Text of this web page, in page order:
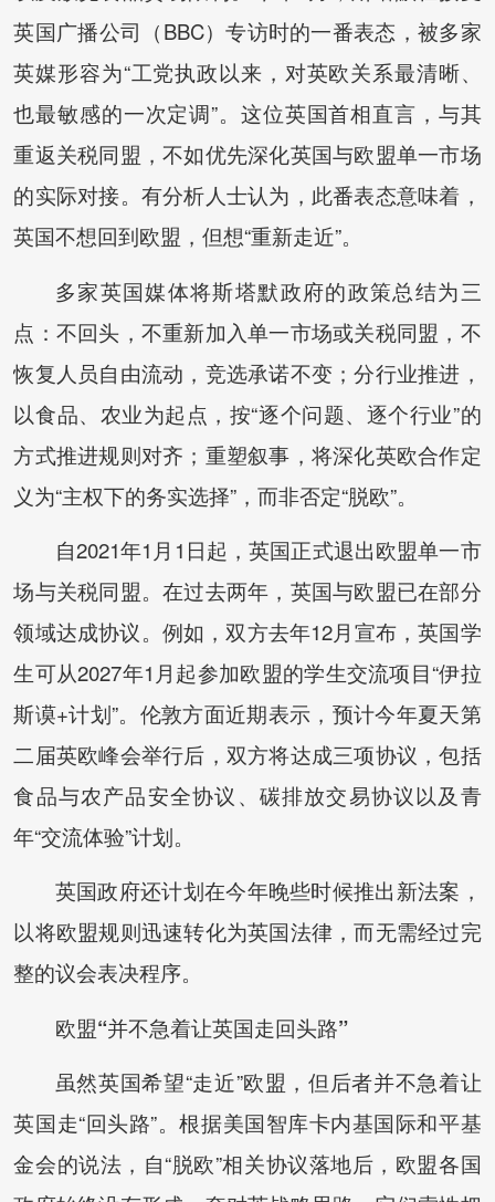
英国广播公司（BBC）专访时的一番表态，被多家
英媒形容为“工党执政以来，对英欧关系最清晰、
也最敏感的一次定调”。这位英国首相直言，与其
重返关税同盟，不如优先深化英国与欧盟单一市场
的实际对接。有分析人士认为，此番表态意味着，
英国不想回到欧盟，但想“重新走近”。
多家英国媒体将斯塔默政府的政策总结为三
点：不回头，不重新加入单一市场或关税同盟，不
恢复人员自由流动，竞选承诺不变；分行业推进，
以食品、农业为起点，按“逐个问题、逐个行业”的
方式推进规则对齐；重塑叙事，将深化英欧合作定
义为“主权下的务实选择”，而非否定“脱欧”。
自2021年1月1日起，英国正式退出欧盟单一市
场与关税同盟。在过去两年，英国与欧盟已在部分
领域达成协议。例如，双方去年12月宣布，英国学
生可从2027年1月起参加欧盟的学生交流项目“伊拉
斯谟+计划”。伦敦方面近期表示，预计今年夏天第
二届英欧峰会举行后，双方将达成三项协议，包括
食品与农产品安全协议、碳排放交易协议以及青
年“交流体验”计划。
英国政府还计划在今年晚些时候推出新法案，
以将欧盟规则迅速转化为英国法律，而无需经过完
整的议会表决程序。
欧盟“并不急着让英国走回头路”
虽然英国希望“走近”欧盟，但后者并不急着让
英国走“回头路”。根据美国智库卡内基国际和平基
金会的说法，自“脱欧”相关协议落地后，欧盟各国